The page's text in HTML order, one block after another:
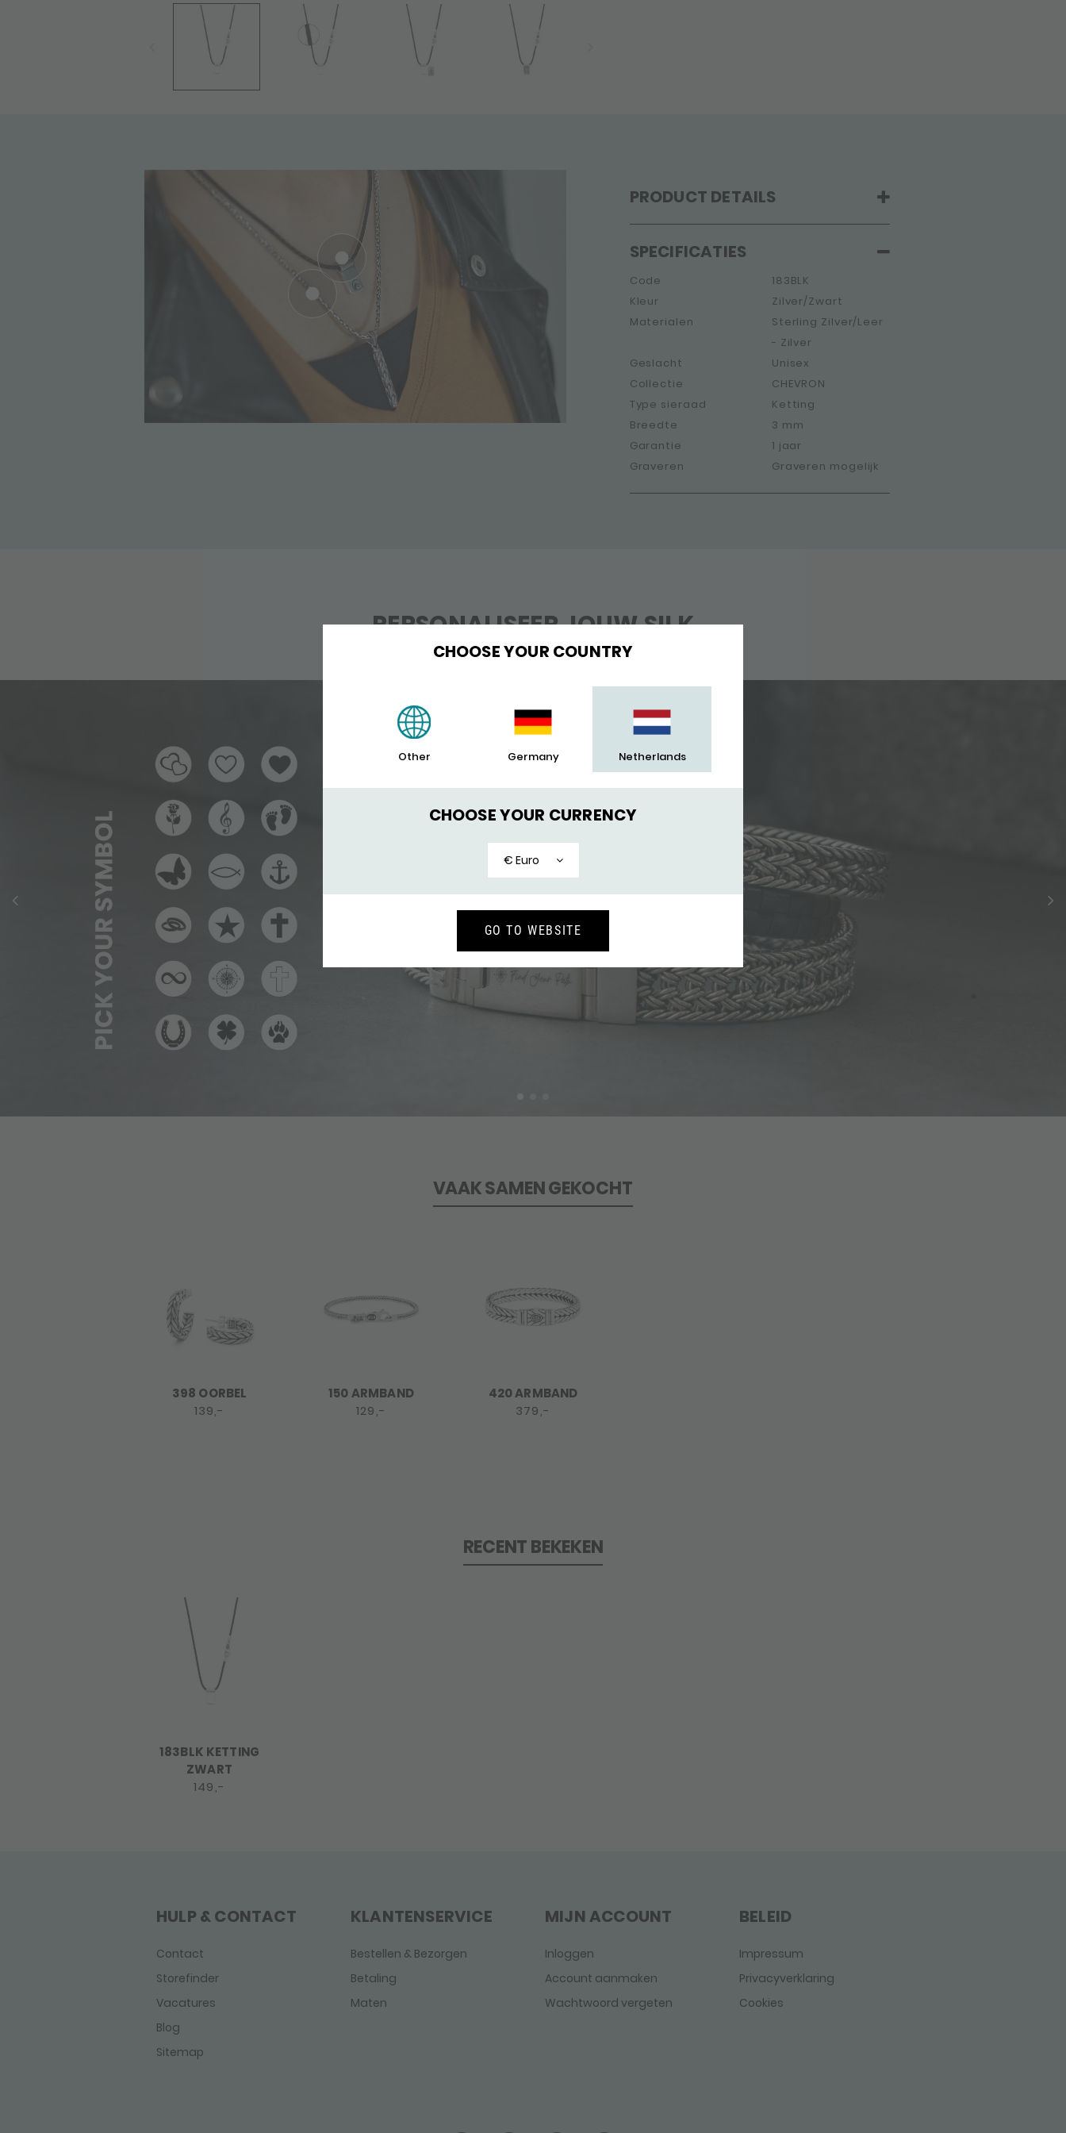
CHOOSE YOUR COUNTRY
Other Germany Netherlands
CHOOSE YOUR CURRENCY
€ Euro
GO TO WEBSITE
PRODUCT DETAILS
SPECIFICATIES
Code
183BLK
Kleur
Zilver/Zwart
Materialen
Sterling Zilver/Leer
- Zilver
Geslacht
Unisex
Collectie
CHEVRON
Type sieraad
Ketting
Breedte
3 mm
Garantie
1 jaar
Graveren
Graveren mogelijk
PERSONALISEER JOUW SILK
VAAK SAMEN GEKOCHT
398 OORBEL
139,-
150 ARMBAND
129,-
420 ARMBAND
379,-
RECENT BEKEKEN
183BLK KETTING
ZWART
149,-
HULP & CONTACT
Contact
Storefinder
Vacatures
Blog
Sitemap
KLANTENSERVICE
Bestellen & Bezorgen
Betaling
Maten
MIJN ACCOUNT
Inloggen
Account aanmaken
Wachtwoord vergeten
BELEID
Impressum
Privacyverklaring
Cookies